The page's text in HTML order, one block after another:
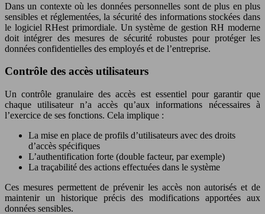
Dans un contexte où les données personnelles sont de plus en plus
sensibles et réglementées, la sécurité des informations stockées dans
le logiciel RHest primordiale. Un système de gestion RH moderne
doit intégrer des mesures de sécurité robustes pour protéger les
données confidentielles des employés et de l’entreprise.
Contrôle des accès utilisateurs
Un contrôle granulaire des accès est essentiel pour garantir que
chaque utilisateur n’a accès qu’aux informations nécessaires à
l’exercice de ses fonctions. Cela implique :
La mise en place de profils d’utilisateurs avec des droits
d’accès spécifiques
L’authentification forte (double facteur, par exemple)
La traçabilité des actions effectuées dans le système
Ces mesures permettent de prévenir les accès non autorisés et de
maintenir un historique précis des modifications apportées aux
données sensibles.